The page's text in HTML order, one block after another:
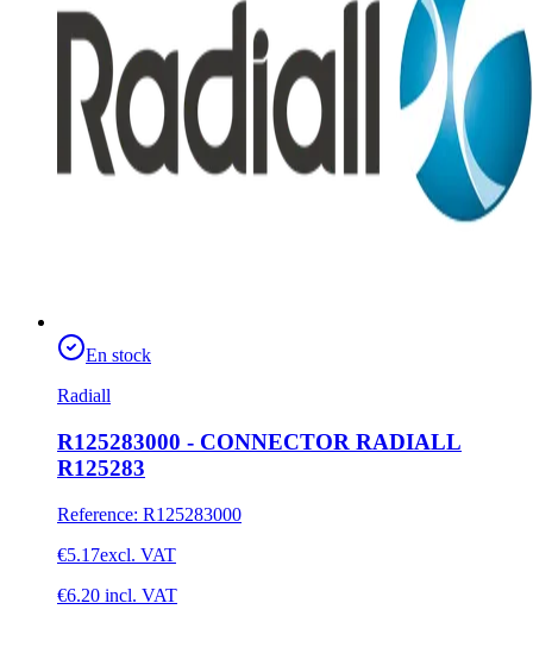
En stock
Radiall
R125283000 - CONNECTOR RADIALL
R125283
Reference: R125283000
€5.17excl. VAT
€6.20 incl. VAT